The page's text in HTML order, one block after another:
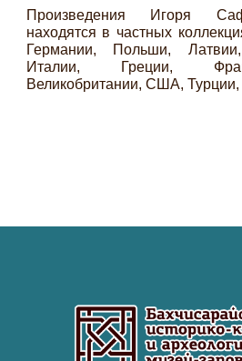
Произведения Игоря
находятся в частных
Германии, Польши,
Италии, Греции,
Великобритании, США,